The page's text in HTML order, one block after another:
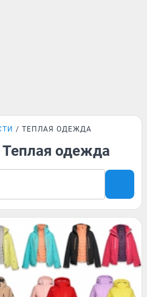
ТЕПЛАЯ ОДЕЖДА
Теплая одежда